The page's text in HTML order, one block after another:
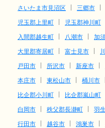
さいたま市見沼区
三郷市
児玉郡上里町
児玉郡神川町
入間郡越生町
八潮市 加
大里郡寄居町
富士見市
戸田市
所沢市 新座市
本庄市
東松山市 桶川市
比企郡小川町
比企郡嵐山町
白岡市
秩父郡長瀞町 羽
行田市
越谷市 鴻巣市